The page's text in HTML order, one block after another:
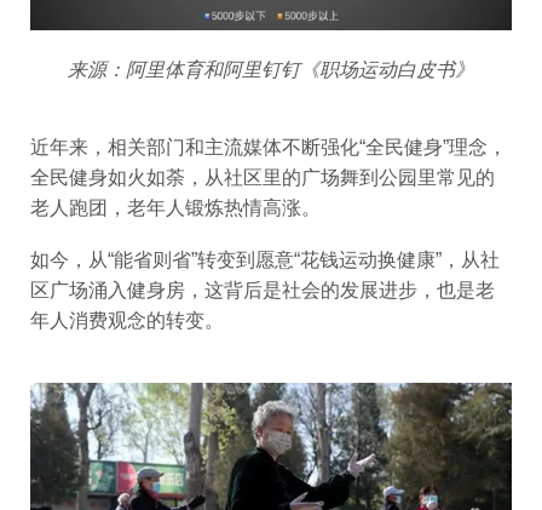
来源：阿里体育和阿里钉钉《职场运动白皮书》
近年来，相关部门和主流媒体不断强化“全民健身”理念，
全民健身如火如荼，从社区里的广场舞到公园里常见的
老人跑团，老年人锻炼热情高涨。
如今，从“能省则省”转变到愿意“花钱运动换健康”，从社
区广场涌入健身房，这背后是社会的发展进步，也是老
年人消费观念的转变。